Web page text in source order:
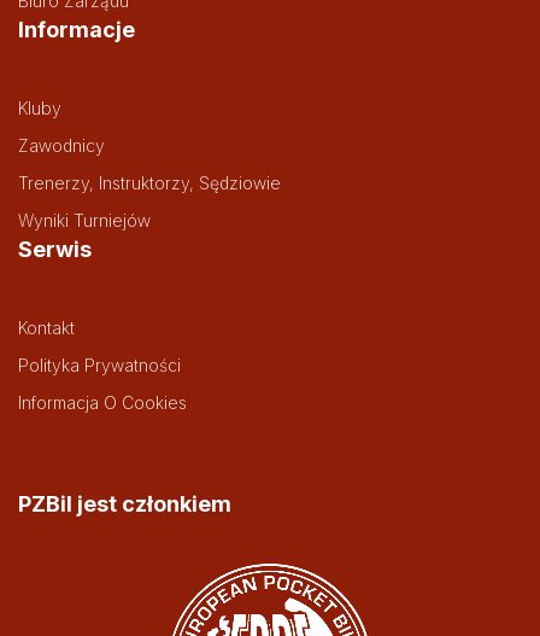
Informacje
Kluby
Zawodnicy
Trenerzy, Instruktorzy, Sędziowie
Wyniki Turniejów
Serwis
Kontakt
Polityka Prywatności
Informacja O Cookies
PZBil jest członkiem